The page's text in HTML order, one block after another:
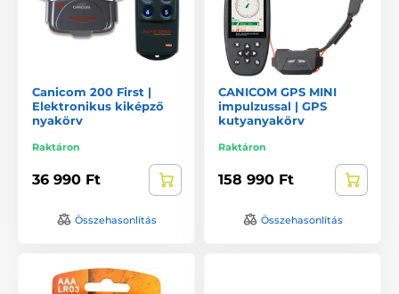
Canicom 200 First |
Elektronikus kiképző
nyakörv
Raktáron
36 990 Ft
Összehasonlítás
CANICOM GPS MINI
impulzussal | GPS
kutyanyakörv
Raktáron
158 990 Ft
Összehasonlítás